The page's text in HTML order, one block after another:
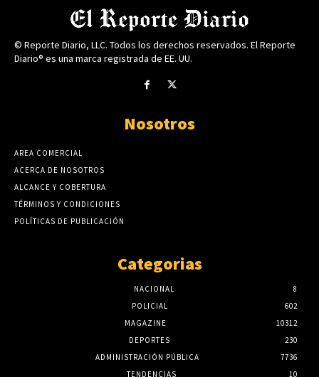
© Reporte Diario, LLC. Todos los derechos reservados. El Reporte
Diario® es una marca registrada de EE. UU.
Nosotros
AREA COMERCIAL
ACERCA DE NOSOTROS
ALCANCE Y COBERTURA
TÉRMINOS Y CONDICIONES
POLÍTICAS DE PUBLICACIÓN
Categorias
NACIONAL
8
POLICIAL
602
MAGAZINE
10312
DEPORTES
230
ADMINISTRACIÓN PÚBLICA
7736
TENDENCIAS
10